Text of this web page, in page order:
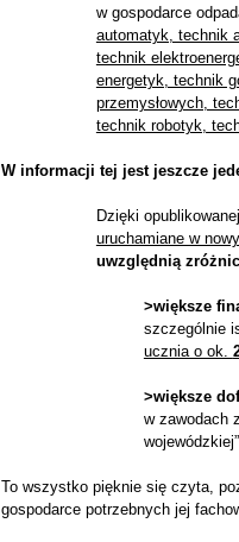
w gospodarce
automatyk, technik
technik
energetyk, technik
przemysłowych,
technik robotyk,
W informacji tej jest jeszcze
Dzięki
uruchamiane w
uwzględnią
>większe
szczególnie
ucznia o ok.
>większe
w zawodach
To wszystko pięknie się czyta,
gospodarce potrzebnych jej